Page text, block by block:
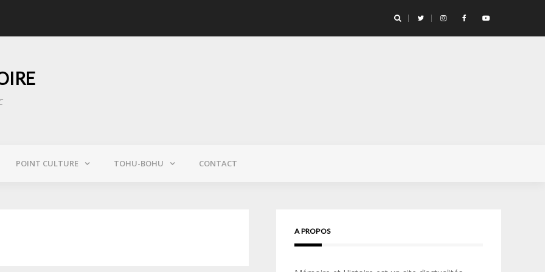
Notre-Dame des flammes « Au GIGN, on s’engage pour la vie… » Confidences d’un opérateur de l’unité d’élite
POINT CULTURE TOHU-BOHU CONTACT
A PROPOS